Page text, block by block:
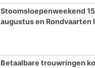
Stoomsloepenweekend 15
augustus en Rondvaarten
Betaalbare trouwringen